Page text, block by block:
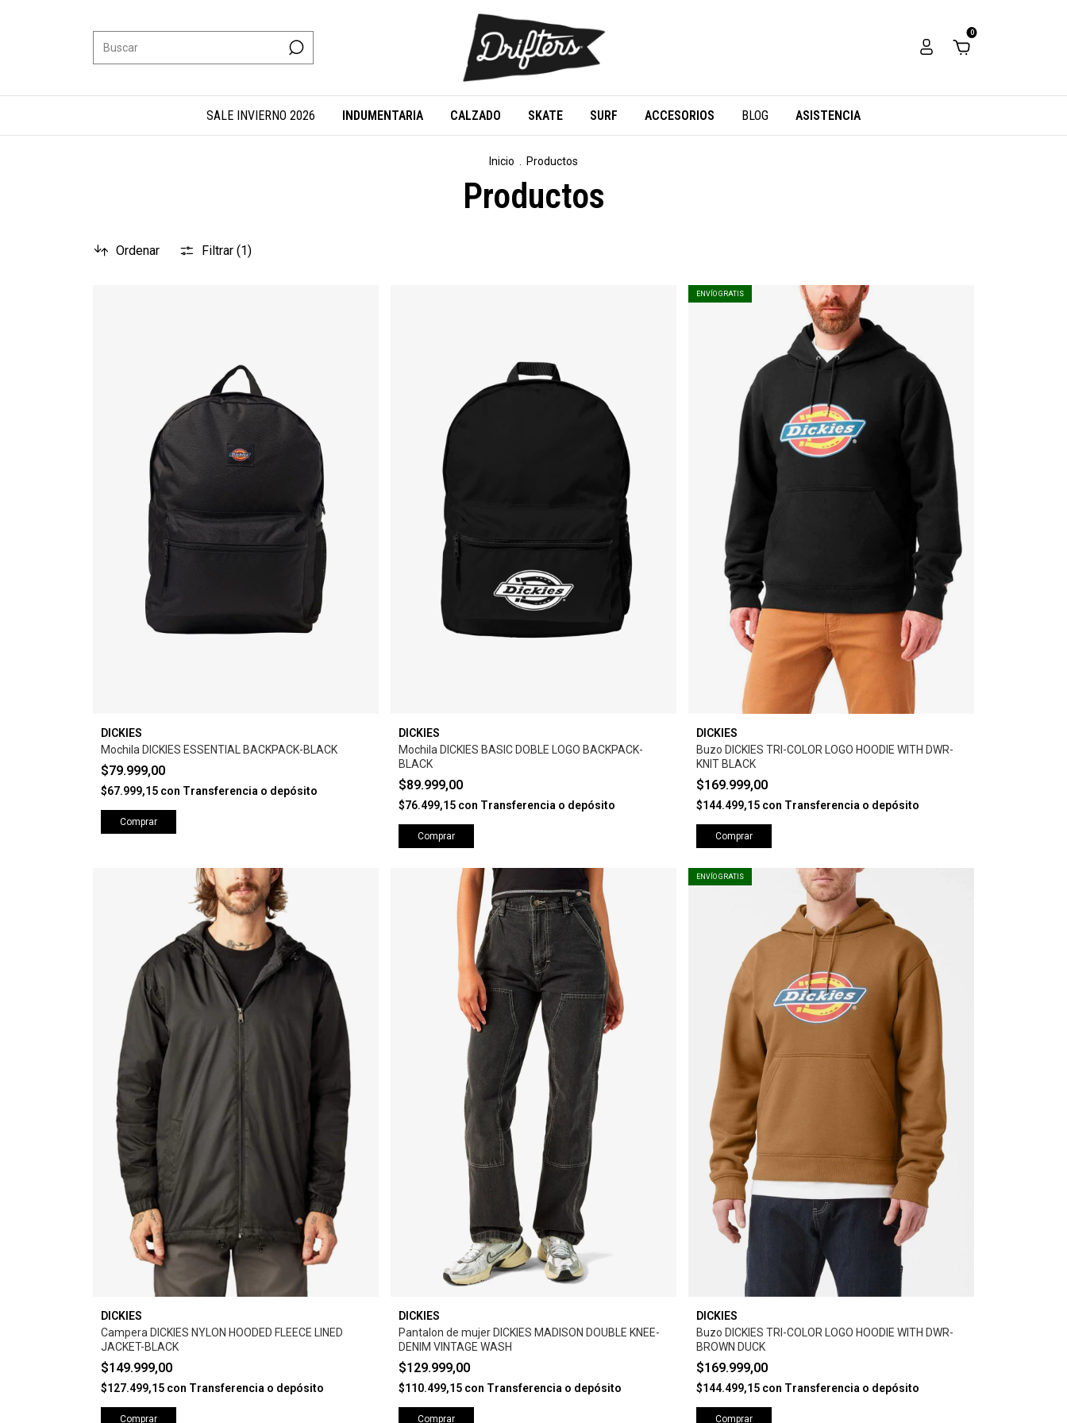
0
SALE INVIERNO 2026 INDUMENTARIA CALZADO SKATE SURF ACCESORIOS BLOG ASISTENCIA
Inicio Productos
Productos
Ordenar Filtrar (1)
DICKIES
Mochila DICKIES ESSENTIAL BACKPACK-BLACK
$79.999,00
$67.999,15 con Transferencia o depósito
Comprar
DICKIES
Mochila DICKIES BASIC DOBLE LOGO BACKPACK-
BLACK
$89.999,00
$76.499,15 con Transferencia o depósito
Comprar
ENVÍO GRATIS
DICKIES
Buzo DICKIES TRI-COLOR LOGO HOODIE WITH DWR-
KNIT BLACK
$169.999,00
$144.499,15 con Transferencia o depósito
Comprar
DICKIES
Campera DICKIES NYLON HOODED FLEECE LINED
JACKET-BLACK
$149.999,00
$127.499,15 con Transferencia o depósito
Comprar
DICKIES
Pantalon de mujer DICKIES MADISON DOUBLE KNEE-
DENIM VINTAGE WASH
$129.999,00
$110.499,15 con Transferencia o depósito
Comprar
ENVÍO GRATIS
DICKIES
Buzo DICKIES TRI-COLOR LOGO HOODIE WITH DWR-
BROWN DUCK
$169.999,00
$144.499,15 con Transferencia o depósito
Comprar